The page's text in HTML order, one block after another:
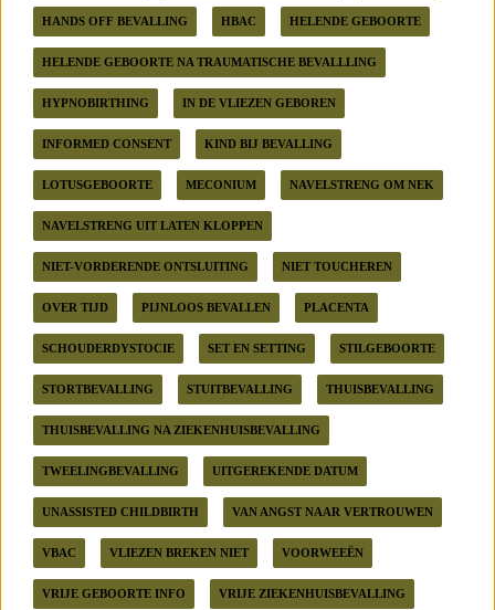
HANDS OFF BEVALLING HBAC HELENDE GEBOORTE
HELENDE GEBOORTE NA TRAUMATISCHE BEVALLLING
HYPNOBIRTHING IN DE VLIEZEN GEBOREN
INFORMED CONSENT KIND BIJ BEVALLING
LOTUSGEBOORTE MECONIUM NAVELSTRENG OM NEK
NAVELSTRENG UIT LATEN KLOPPEN
NIET-VORDERENDE ONTSLUITING NIET TOUCHEREN
OVER TIJD PIJNLOOS BEVALLEN PLACENTA
SCHOUDERDYSTOCIE SET EN SETTING STILGEBOORTE
STORTBEVALLING STUITBEVALLING THUISBEVALLING
THUISBEVALLING NA ZIEKENHUISBEVALLING
TWEELINGBEVALLING UITGEREKENDE DATUM
UNASSISTED CHILDBIRTH VAN ANGST NAAR VERTROUWEN
VBAC VLIEZEN BREKEN NIET VOORWEEËN
VRIJE GEBOORTE INFO VRIJE ZIEKENHUISBEVALLING